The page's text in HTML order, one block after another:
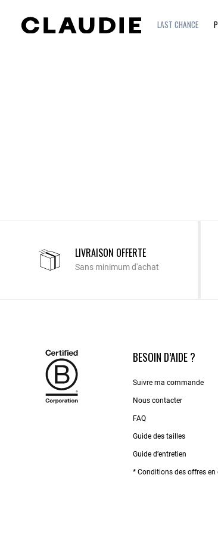
LAST CHANCE
LIVRAISON OFFERTE
Sans minimum d'achat
BESOIN D’AIDE ?
Suivre ma commande
Nous contacter
FAQ
Guide des tailles
Guide d’entretien
* Conditions des offres en